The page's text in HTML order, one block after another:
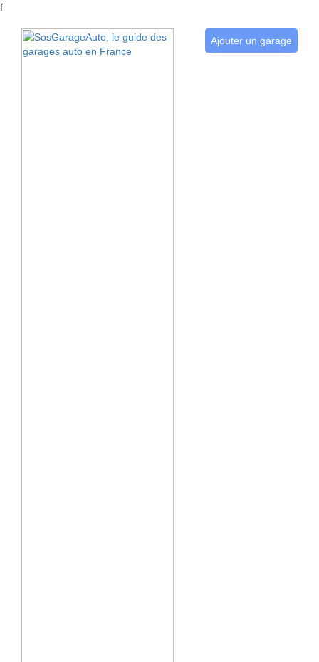
f
Ajouter un garage